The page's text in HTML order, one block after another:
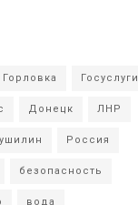
Горловка Госуслуги
Донецк ЛНР
Россия
безопасность
вода